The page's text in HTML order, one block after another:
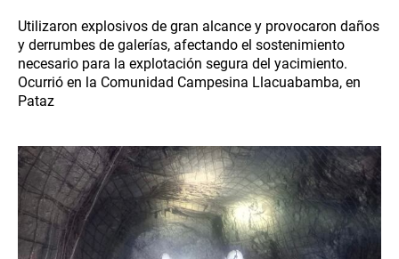
Utilizaron explosivos de gran alcance y provocaron daños
y derrumbes de galerías, afectando el sostenimiento
necesario para la explotación segura del yacimiento.
Ocurrió en la Comunidad Campesina Llacuabamba, en
Pataz